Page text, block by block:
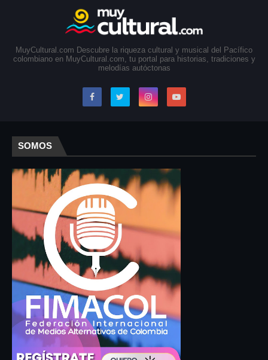
MuyCultural.com Descubre la riqueza cultural y musical del Pacífico
colombiano en MuyCultural.com, tu portal para historias, tradiciones y
melodías autóctonas
SOMOS